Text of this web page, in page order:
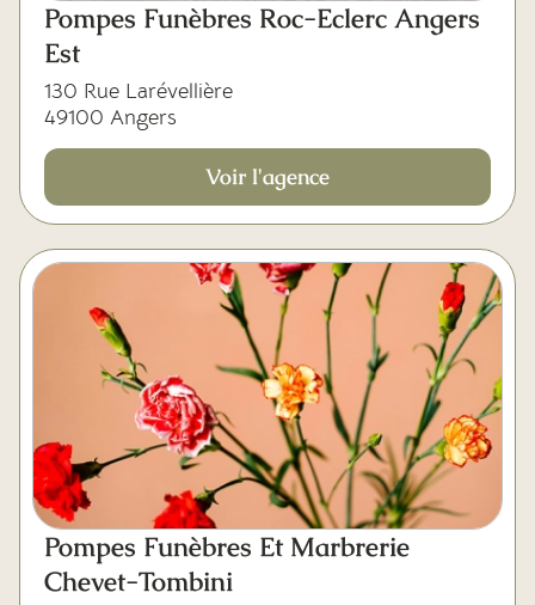
Pompes Funèbres Roc-Eclerc Angers
Est
130 Rue Larévellière
49100 Angers
Voir l'agence
Pompes Funèbres Et Marbrerie
Chevet-Tombini